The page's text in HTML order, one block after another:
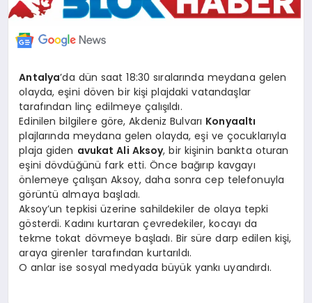
Antalya’da dün saat 18:30 sıralarında meydana gelen
olayda, eşini döven bir kişi plajdaki vatandaşlar
tarafından linç edilmeye çalışıldı.
Edinilen bilgilere göre, Akdeniz Bulvarı Konyaaltı
plajlarında meydana gelen olayda, eşi ve çocuklarıyla
plaja giden avukat Ali Aksoy, bir kişinin bankta oturan
eşini dövdüğünü fark etti. Önce bağırıp kavgayı
önlemeye çalışan Aksoy, daha sonra cep telefonuyla
görüntü almaya başladı.
Aksoy’un tepkisi üzerine sahildekiler de olaya tepki
gösterdi. Kadını kurtaran çevredekiler, kocayı da
tekme tokat dövmeye başladı. Bir süre darp edilen kişi,
araya girenler tarafından kurtarıldı.
O anlar ise sosyal medyada büyük yankı uyandırdı.